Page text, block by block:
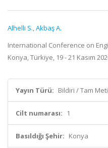
Alhelli S.,Akbaş A.
International Conference on
Konya, Türkiye, 19 - 21 Kasım
Yayın Türü: Bildiri / Tam
Cilt numarası: 1
Basıldığı Şehir: Konya